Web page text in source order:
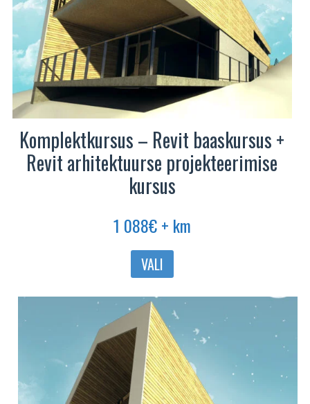
Komplektkursus – Revit baaskursus +
Revit arhitektuurse projekteerimise
kursus
1 088€+ km
VALI